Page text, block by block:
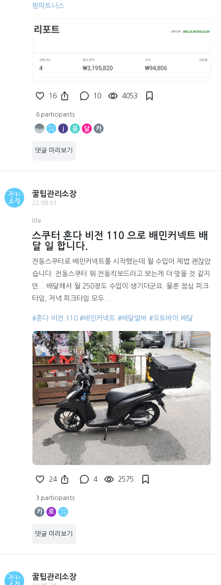
팡파트너스
16 10 4053
6 participants
j 웅 달 카
댓글 미리보기
꿀팁관리소장
22.09.01
life
스쿠터 혼다 비전 110 으로 배민커넥트 배
달 일 합니다.
전동스쿠터로 배민커넥트를 시작했는데 월 수입이 제법 괜찮았
습니다. 전동스쿠터 뭐 전동킥보드라고 보는게 더 맞을 것 같지
만... 배달해서 월 250정도 수입이 생기더군요. 물론 점심 피크
타임, 저녁 피크타임 모두 ...
#혼다 비전 110 #배민커넥트 #배달알바 #오토바이 배달
24 4 2575
3 participants
카 로
댓글 미리보기
꿀팁관리소장